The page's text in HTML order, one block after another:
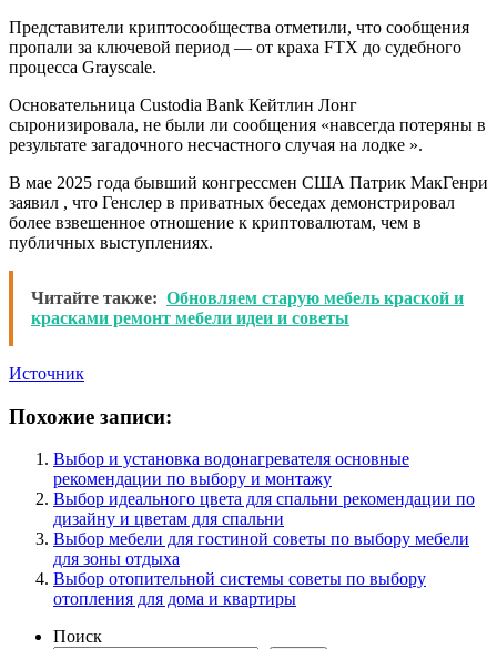
Представители криптосообщества отметили, что сообщения
пропали за ключевой период — от краха FTX до судебного
процесса Grayscale.
Основательница Custodia Bank Кейтлин Лонг
сыронизировала, не были ли сообщения «навсегда потеряны в
результате загадочного несчастного случая на лодке ».
В мае 2025 года бывший конгрессмен США Патрик МакГенри
заявил , что Генслер в приватных беседах демонстрировал
более взвешенное отношение к криптовалютам, чем в
публичных выступлениях.
Читайте также: Обновляем старую мебель краской и
красками ремонт мебели идеи и советы
Источник
Похожие записи:
Выбор и установка водонагревателя основные
рекомендации по выбору и монтажу
Выбор идеального цвета для спальни рекомендации по
дизайну и цветам для спальни
Выбор мебели для гостиной советы по выбору мебели
для зоны отдыха
Выбор отопительной системы советы по выбору
отопления для дома и квартиры
Поиск